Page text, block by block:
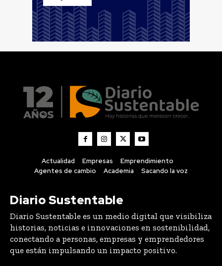
Actualidad Empresas
Emprendimiento
Agentes de cambio
Academia Sacando la voz
Diario Sustentable
Diario Sustentable es un medio digital que visibiliza
historias, noticias e innovaciones en sostenibilidad,
conectando a personas, empresas y emprendedores
que están impulsando un impacto positivo.